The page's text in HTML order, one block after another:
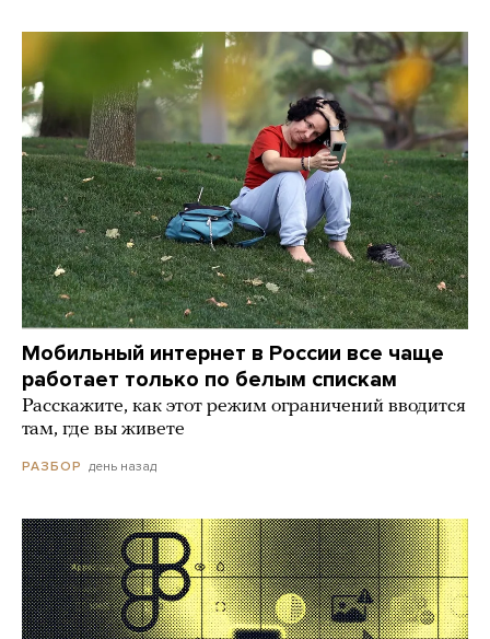
Мобильный интернет в России все чаще
работает только по белым спискам
Расскажите, как этот режим ограничений вводится
там, где вы живете
РАЗБОР день назад